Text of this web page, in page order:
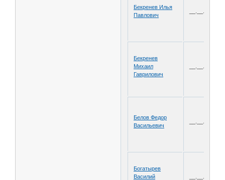
Бекренев Илья
Павлович
Бекренев
Михаил
Гаврилович
Белов Федор
Васильевич
Богатырев
Василий